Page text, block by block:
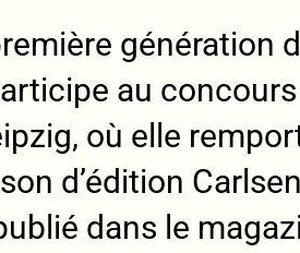
génération
au
où elle
d’édition
dans le